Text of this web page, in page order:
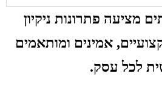
מציעה פתרונות ניקיון
אמינים ומותאמים
לכל עסק.